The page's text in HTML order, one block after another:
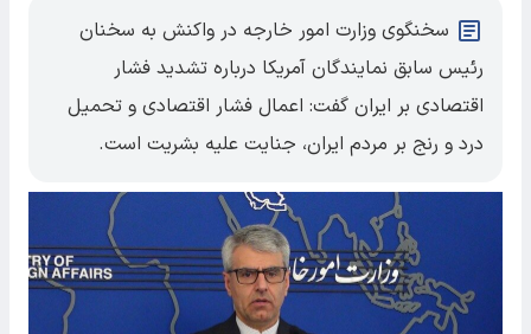
سخنگوی وزارت امور خارجه در واکنش به سخنان
رئیس سابق نمایندگان آمریکا درباره تشدید فشار
اقتصادی بر ایران گفت: اعمال فشار اقتصادی و تحمیل
درد و رنج بر مردم ایران، جنایت علیه بشریت است.